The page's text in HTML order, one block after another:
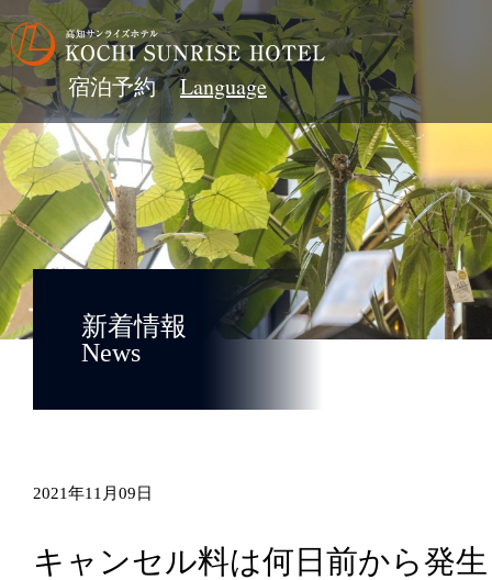
宿泊予約
新着情報
News
2021年11月09日
キャンセル料は何日前から発